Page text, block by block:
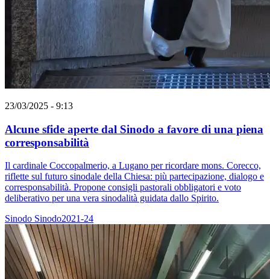
23/03/2025 - 9:13
Alcune sfide aperte dal Sinodo a favore di una piena
corresponsabilità
Il cardinale Coccopalmerio, a Lugano per ricordare mons. Corecco,
riflette sul futuro sinodale della Chiesa: più partecipazione, dialogo e
corresponsabilità. Propone consigli pastorali obbligatori e voto
deliberativo per una vera sinodalità guidata dallo Spirito.
Sinodo Sinodo2021-24